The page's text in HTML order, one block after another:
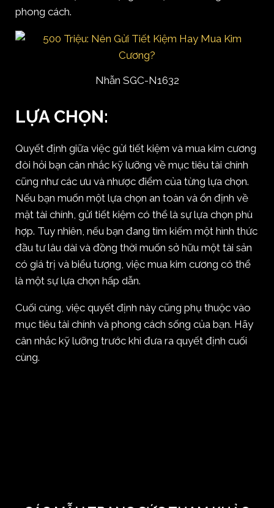
phong cách.
Nhẫn SGC-N1632
LỰA CHỌN:
Quyết định giữa việc gửi tiết kiệm và mua kim cương
đòi hỏi bạn cân nhắc kỹ lưỡng về mục tiêu tài chính
cũng như các ưu và nhược điểm của từng lựa chọn.
Nếu bạn muốn một lựa chọn an toàn và ổn định về
mặt tài chính, gửi tiết kiệm có thể là sự lựa chọn phù
hợp. Tuy nhiên, nếu bạn đang tìm kiếm một hình thức
đầu tư lâu dài và đồng thời muốn sở hữu một tài sản
có giá trị và biểu tượng, việc mua kim cương có thể
là một sự lựa chọn hấp dẫn.
Cuối cùng, việc quyết định này cũng phụ thuộc vào
mục tiêu tài chính và phong cách sống của bạn. Hãy
cân nhắc kỹ lưỡng trước khi đưa ra quyết định cuối
cùng.